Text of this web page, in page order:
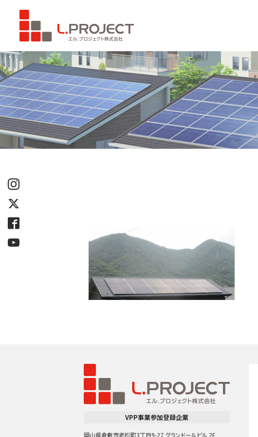
VPP事業参加登録企業
岡山県倉敷市老松町3丁目9-27 グランドールビル 2F